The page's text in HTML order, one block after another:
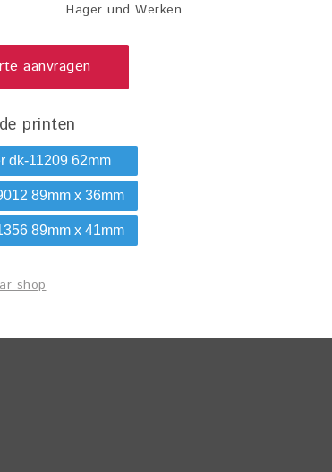
Hager und Werken
aanvragen
printen
dk-11209 62mm
89mm x 36mm
89mm x 41mm
shop